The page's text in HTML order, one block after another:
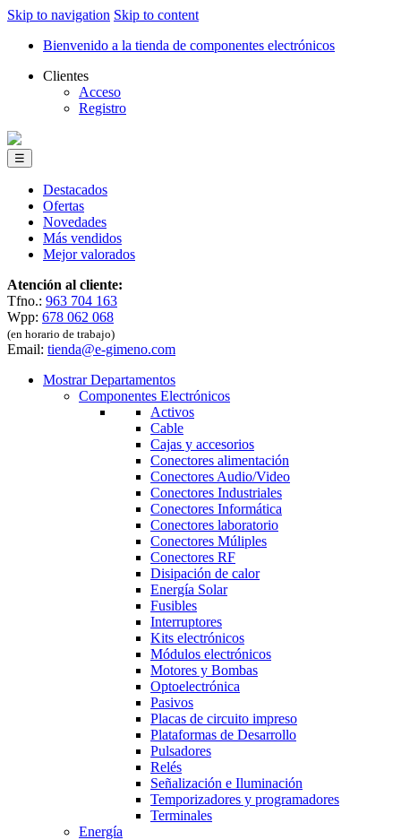
Skip to navigation Skip to content
Bienvenido a la tienda de componentes electrónicos
Clientes
Acceso
Registro
☰
Destacados
Ofertas
Novedades
Más vendidos
Mejor valorados
Atención al cliente:
Tfno.: 963 704 163
Wpp: 678 062 068
(en horario de trabajo)
Email: tienda@e-gimeno.com
Mostrar Departamentos
Componentes Electrónicos
Activos
Cable
Cajas y accesorios
Conectores alimentación
Conectores Audio/Video
Conectores Industriales
Conectores Informática
Conectores laboratorio
Conectores Múliples
Conectores RF
Disipación de calor
Energía Solar
Fusibles
Interruptores
Kits electrónicos
Módulos electrónicos
Motores y Bombas
Optoelectrónica
Pasivos
Placas de circuito impreso
Plataformas de Desarrollo
Pulsadores
Relés
Señalización e Iluminación
Temporizadores y programadores
Terminales
Energía